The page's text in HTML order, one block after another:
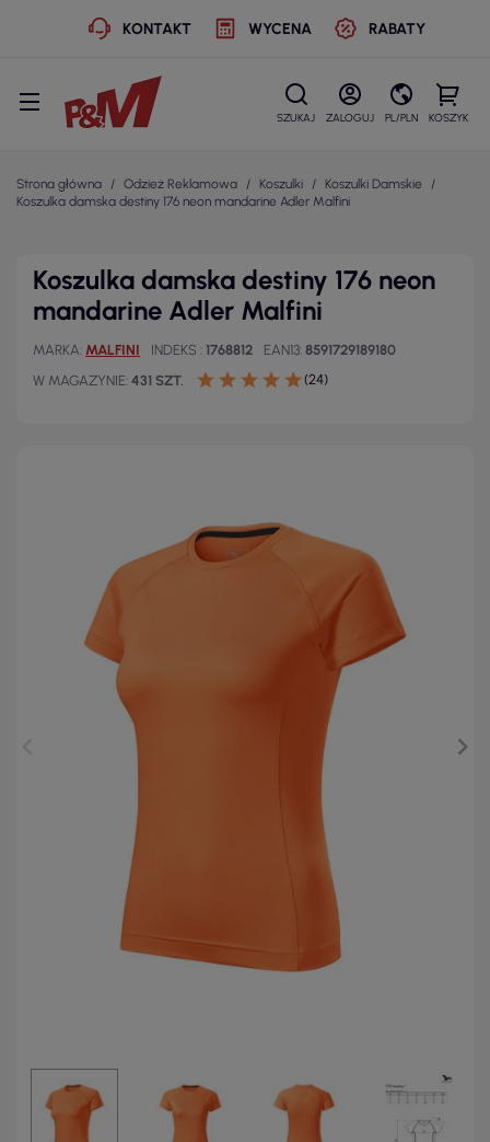
KONTAKT WYCENA RABATY
SZUKAJ ZALOGUJ PL/PLN KOSZYK
Strona główna Odzież Reklamowa Koszulki
Koszulki Damskie
Koszulka damska destiny 176 neon mandarine Adler Malfini
Koszulka damska destiny 176 neon
mandarine Adler Malfini
MARKA MALFINI INDEKS 1768812 EAN13 8591729189180
W MAGAZYNIE 431 SZT. (24)